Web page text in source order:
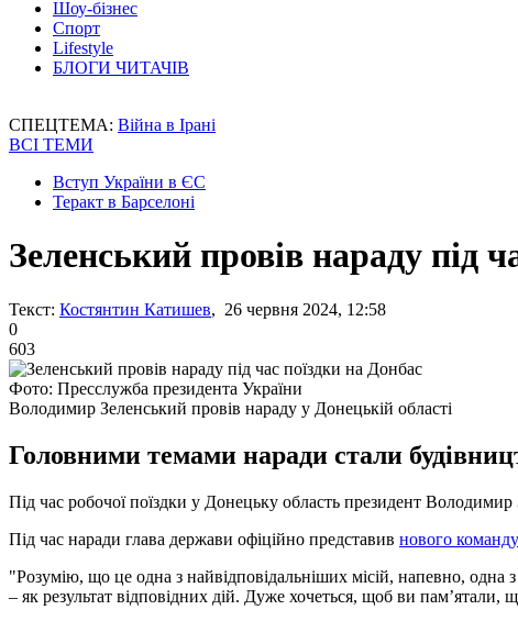
Шоу-бізнес
Спорт
Lifestyle
БЛОГИ ЧИТАЧІВ
СПЕЦТЕМА: Війна в Ірані
ВСІ ТЕМИ
Вступ України в ЄС
Теракт в Барселоні
Зеленський провів нараду під
Текст: Костянтин Катишев, 26 червня 2024, 12:58
0
603
Фото: Пресслужба президента України
Володимир Зеленський провів нараду у Донецькій області
Головними темами наради стали
Під час робочої поїздки у Донецьку область президент
Під час наради глава держави офіційно представив нового
"Розумію, що це одна з найвідповідальніших місій, напевно, одна
– як результат відповідних дій. Дуже хочеться, щоб ви